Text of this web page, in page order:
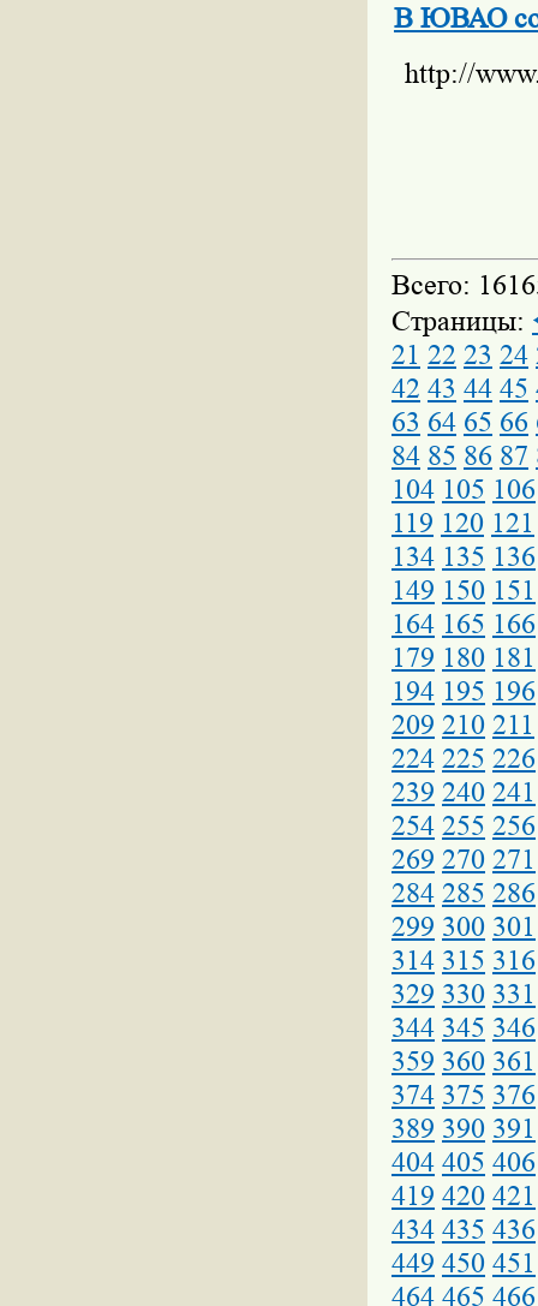
В ЮВАО
http://
Всего:
Страницы:
21 22 23 24
42 43 44 45
63 64 65 66
84 85 86 87
104 105 106
119 120 121
134 135 136
149 150 151
164 165 166
179 180 181
194 195 196
209 210 211
224 225 226
239 240 241
254 255 256
269 270 271
284 285 286
299 300 301
314 315 316
329 330 331
344 345 346
359 360 361
374 375 376
389 390 391
404 405 406
419 420 421
434 435 436
449 450 451
464 465 466